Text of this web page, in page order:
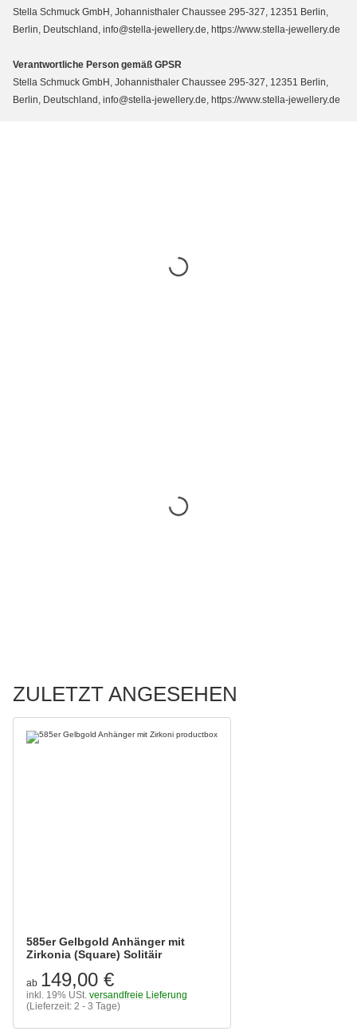
Stella Schmuck GmbH, Johannisthaler Chaussee 295-327, 12351 Berlin,
Berlin, Deutschland, info@stella-jewellery.de, https://www.stella-jewellery.de
Verantwortliche Person gemäß GPSR
Stella Schmuck GmbH, Johannisthaler Chaussee 295-327, 12351 Berlin,
Berlin, Deutschland, info@stella-jewellery.de, https://www.stella-jewellery.de
ZULETZT ANGESEHEN
585er Gelbgold Anhänger mit
Zirkonia (Square) Solitäir
ab 149,00 €
inkl. 19% USt. versandfreie Lieferung
(Lieferzeit: 2 - 3 Tage)